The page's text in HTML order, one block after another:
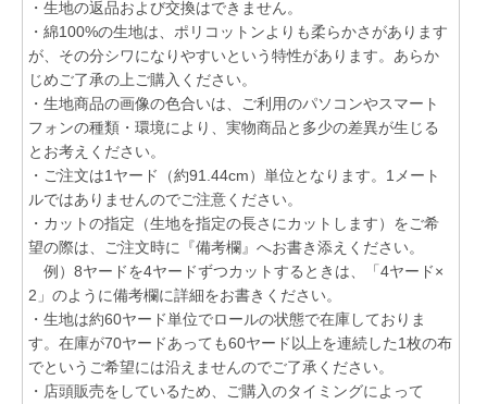
・生地の返品および交換はできません。
・綿100%の生地は、ポリコットンよりも柔らかさがあります
が、その分シワになりやすいという特性があります。あらか
じめご了承の上ご購入ください。
・生地商品の画像の色合いは、ご利用のパソコンやスマート
フォンの種類・環境により、実物商品と多少の差異が生じる
とお考えください。
・ご注文は1ヤード（約91.44cm）単位となります。1メート
ルではありませんのでご注意ください。
・カットの指定（生地を指定の長さにカットします）をご希
望の際は、ご注文時に『備考欄』へお書き添えください。
例）8ヤードを4ヤードずつカットするときは、「4ヤード×
2」のように備考欄に詳細をお書きください。
・生地は約60ヤード単位でロールの状態で在庫しておりま
す。在庫が70ヤードあっても60ヤード以上を連続した1枚の布
でというご希望には沿えませんのでご了承ください。
・店頭販売をしているため、ご購入のタイミングによって